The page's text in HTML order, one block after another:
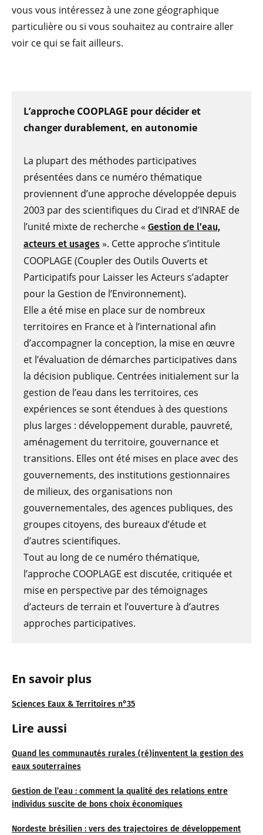
En savoir plus
Sciences Eaux & Territoires n°35
Lire aussi
Quand les communautés rurales (ré)inventent la gestion des
eaux souterraines
Gestion de l’eau : comment la qualité des relations entre
individus suscite de bons choix économiques
Nordeste brésilien : vers des trajectoires de développement
vous vous intéressez à une zone géographique
particulière ou si vous souhaitez au contraire aller
voir ce qui se fait ailleurs.
L’approche COOPLAGE pour décider et
changer durablement, en autonomie
La plupart des méthodes participatives
présentées dans ce numéro thématique
proviennent d’une approche développée depuis
2003 par des scientifiques du Cirad et d’INRAE de
l’unité mixte de recherche « Gestion de l’eau,
acteurs et usages ». Cette approche s’intitule
COOPLAGE (Coupler des Outils Ouverts et
Participatifs pour Laisser les Acteurs s’adapter
pour la Gestion de l’Environnement).
Elle a été mise en place sur de nombreux
territoires en France et à l’international afin
d’accompagner la conception, la mise en œuvre
et l’évaluation de démarches participatives dans
la décision publique. Centrées initialement sur la
gestion de l’eau dans les territoires, ces
expériences se sont étendues à des questions
plus larges : développement durable, pauvreté,
aménagement du territoire, gouvernance et
transitions. Elles ont été mises en place avec des
gouvernements, des institutions gestionnaires
de milieux, des organisations non
gouvernementales, des agences publiques, des
groupes citoyens, des bureaux d’étude et
d’autres scientifiques.
Tout au long de ce numéro thématique,
l’approche COOPLAGE est discutée, critiquée et
mise en perspective par des témoignages
d’acteurs de terrain et l’ouverture à d’autres
approches participatives.